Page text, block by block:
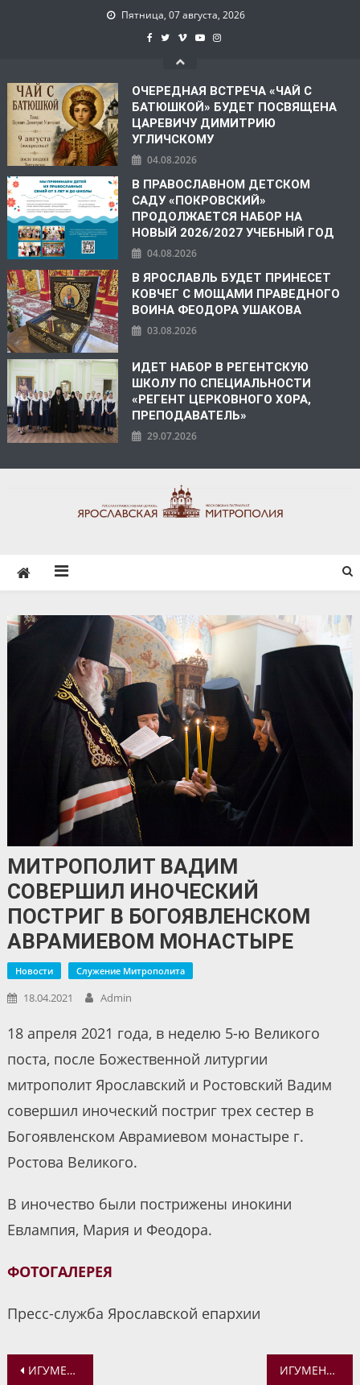
Пятница, 07 августа, 2026
ОЧЕРЕДНАЯ ВСТРЕЧА «ЧАЙ С
БАТЮШКОЙ» БУДЕТ ПОСВЯЩЕНА
ЦАРЕВИЧУ ДИМИТРИЮ
УГЛИЧСКОМУ
04.08.2026
В ПРАВОСЛАВНОМ ДЕТСКОМ
САДУ «ПОКРОВСКИЙ»
ПРОДОЛЖАЕТСЯ НАБОР НА
НОВЫЙ 2026/2027 УЧЕБНЫЙ ГОД
04.08.2026
В ЯРОСЛАВЛЬ БУДЕТ ПРИНЕСЕТ
КОВЧЕГ С МОЩАМИ ПРАВЕДНОГО
ВОИНА ФЕОДОРА УШАКОВА
03.08.2026
ИДЕТ НАБОР В РЕГЕНТСКУЮ
ШКОЛУ ПО СПЕЦИАЛЬНОСТИ
«РЕГЕНТ ЦЕРКОВНОГО ХОРА,
ПРЕПОДАВАТЕЛЬ»
29.07.2026
МИТРОПОЛИТ ВАДИМ
СОВЕРШИЛ ИНОЧЕСКИЙ
ПОСТРИГ В БОГОЯВЛЕНСКОМ
АВРАМИЕВОМ МОНАСТЫРЕ
Новости Служение Митрополита
18.04.2021 Admin
18 апреля 2021 года, в неделю 5-ю Великого
поста, после Божественной литургии
митрополит Ярославский и Ростовский Вадим
совершил иноческий постриг трех сестер в
Богоявленском Аврамиевом монастыре г.
Ростова Великого.
В иночество были пострижены инокини
Евлампия, Мария и Феодора.
ФОТОГАЛЕРЕЯ
Пресс-служба Ярославской епархии
Навигация
ИГУМЕНИЮ МИРОПИЮ ПОЗДРАВИЛИ С 80-ЛЕТИЕМ СО ДНЯ РОЖДЕНИЯ ИГУМЕНИЯ МИРОПИЯ И ИГУМЕНИЯ ЕКАТЕРИНА НАГРАЖДЕНЫ НАПЕРСНЫМИ КРЕСТАМИ С УКРАШЕНИЯМИ